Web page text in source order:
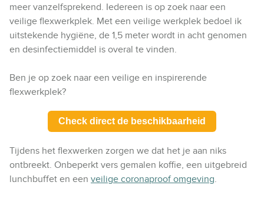
meer vanzelfsprekend. Iedereen is op zoek naar een
veilige flexwerkplek. Met een veilige werkplek bedoel ik
uitstekende hygiëne, de 1,5 meter wordt in acht genomen
en desinfectiemiddel is overal te vinden.
Ben je op zoek naar een veilige en inspirerende
flexwerkplek?
Check direct de beschikbaarheid
Tijdens het flexwerken zorgen we dat het je aan niks
ontbreekt. Onbeperkt vers gemalen koffie, een uitgebreid
lunchbuffet en een veilige coronaproof omgeving.